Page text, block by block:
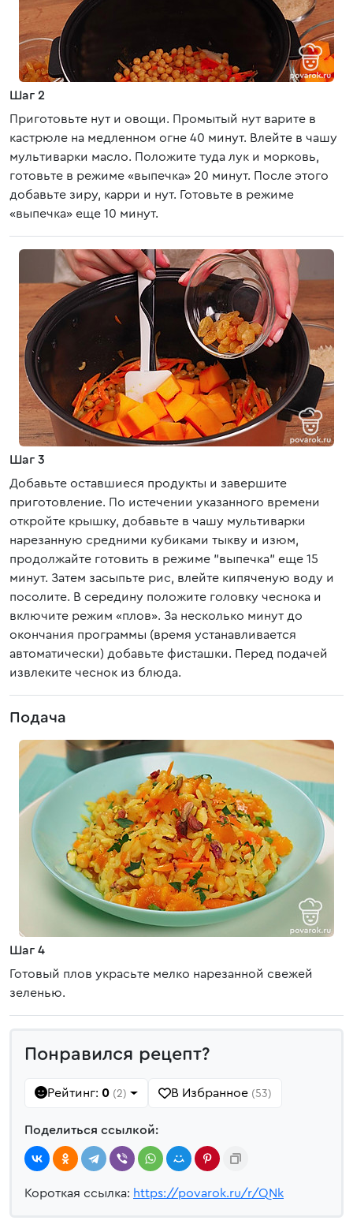
Шаг 2
Приготовьте нут и овощи. Промытый нут варите в
кастрюле на медленном огне 40 минут. Влейте в чашу
мультиварки масло. Положите туда лук и морковь,
готовьте в режиме «выпечка» 20 минут. После этого
добавьте зиру, карри и нут. Готовьте в режиме
«выпечка» еще 10 минут.
Шаг 3
Добавьте оставшиеся продукты и завершите
приготовление. По истечении указанного времени
откройте крышку, добавьте в чашу мультиварки
нарезанную средними кубиками тыкву и изюм,
продолжайте готовить в режиме "выпечка" еще 15
минут. Затем засыпьте рис, влейте кипяченую воду и
посолите. В середину положите головку чеснока и
включите режим «плов». За несколько минут до
окончания программы (время устанавливается
автоматически) добавьте фисташки. Перед подачей
извлеките чеснок из блюда.
Подача
Шаг 4
Готовый плов украсьте мелко нарезанной свежей
зеленью.
Понравился рецепт?
Рейтинг: 0 (2) В Избранное (53)
Поделиться ссылкой:
Короткая ссылка: https://povarok.ru/r/QNk